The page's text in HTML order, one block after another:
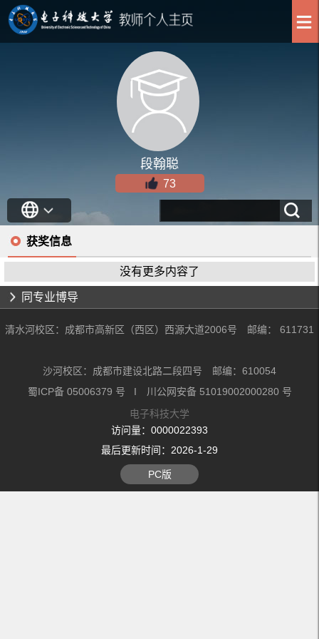
段翰聪
73
获奖信息
没有更多内容了
同专业博导
清水河校区：成都市高新区（西区）西源大道2006号 邮编： 611731
沙河校区：成都市建设北路二段四号 邮编：610054
蜀ICP备 05006379 号 I 川公网安备 51019002000280 号
电子科技大学
访问量： 0000022393
最后更新时间： 2026-1-29
PC版